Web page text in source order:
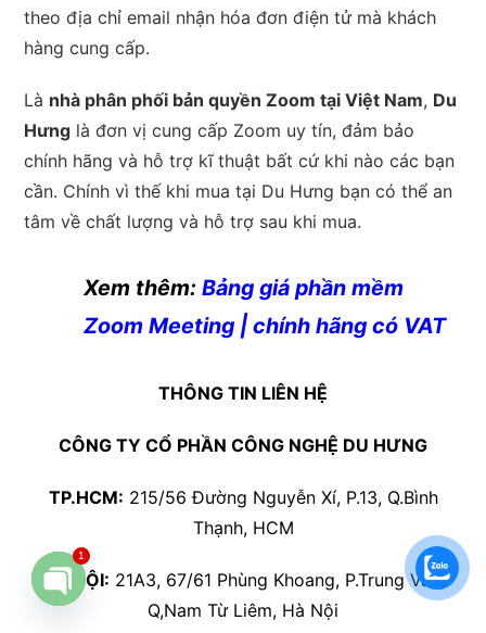
theo địa chỉ email nhận hóa đơn điện tử mà khách
hàng cung cấp.
Là nhà phân phối bản quyền Zoom tại Việt Nam, Du
Hưng là đơn vị cung cấp Zoom uy tín, đảm bảo
chính hãng và hỗ trợ kĩ thuật bất cứ khi nào các bạn
cần. Chính vì thế khi mua tại Du Hưng bạn có thể an
tâm về chất lượng và hỗ trợ sau khi mua.
Xem thêm:Bảng giá phần mềm
Zoom Meeting | chính hãng có VAT
THÔNG TIN LIÊN HỆ
CÔNG TY CỔ PHẦN CÔNG NGHỆ DU HƯNG
TP.HCM: 215/56 Đường Nguyễn Xí, P.13, Q.Bình
Thạnh, HCM
HÀ NỘI: 21A3, 67/61 Phùng Khoang, P.Trung Văn,
Q,Nam Từ Liêm, Hà Nội
1